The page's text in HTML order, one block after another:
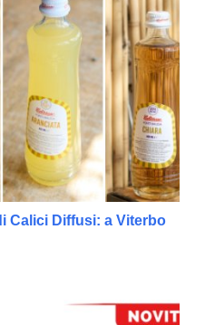
Calici Diffusi: a Viterbo